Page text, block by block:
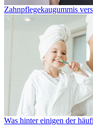
Zahnpflegekaugummis
Was hinter einigen der